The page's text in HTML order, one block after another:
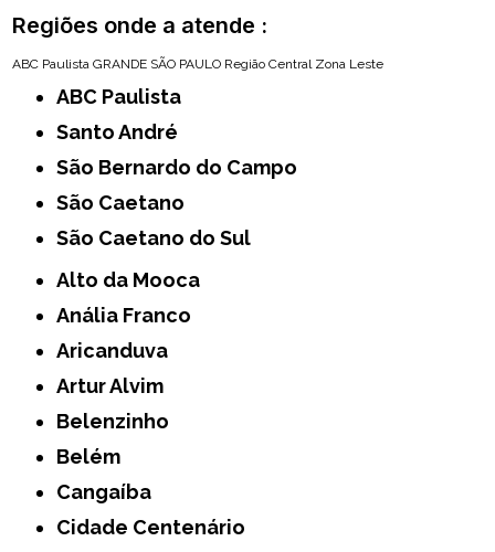
Regiões onde a atende :
ABC Paulista GRANDE SÃO PAULO Região Central Zona Leste
ABC Paulista
Santo André
São Bernardo do Campo
São Caetano
São Caetano do Sul
Alto da Mooca
Anália Franco
Aricanduva
Artur Alvim
Belenzinho
Belém
Cangaíba
Cidade Centenário